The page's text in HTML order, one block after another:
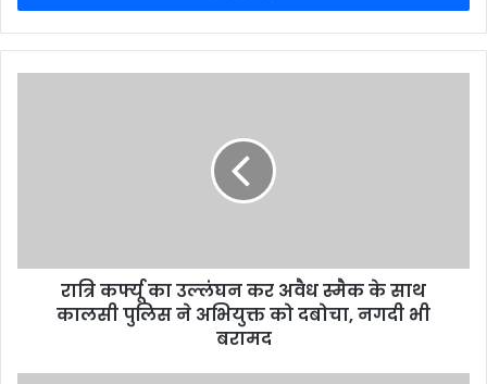
रात्रि कर्फ्यू का उल्लंघन कर अवैध स्मैक के साथ
कालसी पुलिस ने अभियुक्त को दबोचा, नगदी भी
बरामद